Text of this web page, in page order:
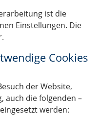
ist die
Einstellungen. Die
Cookies
der Website,
auch die folgenden –
werden: